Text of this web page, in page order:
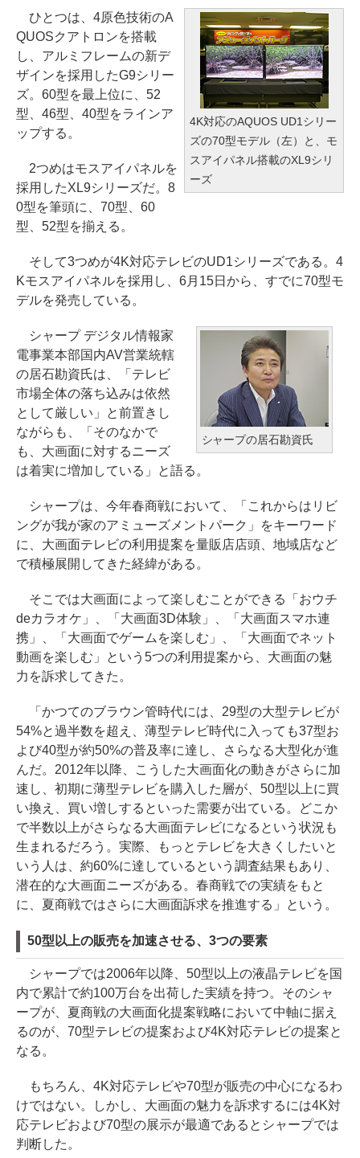
4K対応のAQUOS UD1シリー
ズの70型モデル（左）と、モ
スアイパネル搭載のXL9シリ
ーズ
ひとつは、4原色技術のA
QUOSクアトロンを搭載
し、アルミフレームの新デ
ザインを採用したG9シリー
ズ。60型を最上位に、52
型、46型、40型をラインア
ップする。
2つめはモスアイパネルを
採用したXL9シリーズだ。8
0型を筆頭に、70型、60
型、52型を揃える。
そして3つめが4K対応テレビのUD1シリーズである。4
Kモスアイパネルを採用し、6月15日から、すでに70型モ
デルを発売している。
シャープの居石勘資氏
シャープ デジタル情報家
電事業本部国内AV営業統轄
の居石勘資氏は、「テレビ
市場全体の落ち込みは依然
として厳しい」と前置きし
ながらも、「そのなかで
も、大画面に対するニーズ
は着実に増加している」と語る。
シャープは、今年春商戦において、「これからはリビ
ングが我が家のアミューズメントパーク」をキーワード
に、大画面テレビの利用提案を量販店店頭、地域店など
で積極展開してきた経緯がある。
そこでは大画面によって楽しむことができる「おウチ
deカラオケ」、「大画面3D体験」、「大画面スマホ連
携」、「大画面でゲームを楽しむ」、「大画面でネット
動画を楽しむ」という5つの利用提案から、大画面の魅
力を訴求してきた。
「かつてのブラウン管時代には、29型の大型テレビが
54%と過半数を超え、薄型テレビ時代に入っても37型お
よび40型が約50%の普及率に達し、さらなる大型化が進
んだ。2012年以降、こうした大画面化の動きがさらに加
速し、初期に薄型テレビを購入した層が、50型以上に買
い換え、買い増しするといった需要が出ている。どこか
で半数以上がさらなる大画面テレビになるという状況も
生まれるだろう。実際、もっとテレビを大きくしたいと
いう人は、約60%に達しているという調査結果もあり、
潜在的な大画面ニーズがある。春商戦での実績をもと
に、夏商戦ではさらに大画面訴求を推進する」という。
50型以上の販売を加速させる、3つの要素
シャープでは2006年以降、50型以上の液晶テレビを国
内で累計で約100万台を出荷した実績を持つ。そのシャ
ープが、夏商戦の大画面化提案戦略において中軸に据え
るのが、70型テレビの提案および4K対応テレビの提案と
なる。
もちろん、4K対応テレビや70型が販売の中心になるわ
けではない。しかし、大画面の魅力を訴求するには4K対
応テレビおよび70型の展示が最適であるとシャープでは
判断した。